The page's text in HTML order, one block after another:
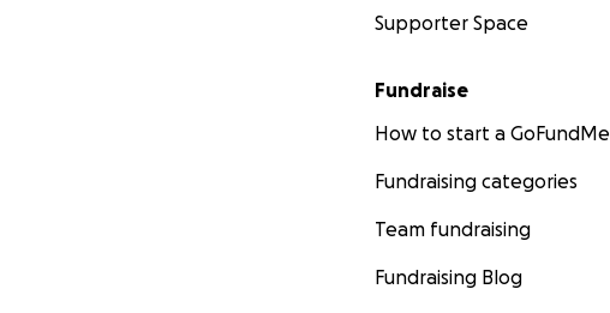
Supporter Space
Fundraise
How to start a GoFundMe
Fundraising categories
Team fundraising
Fundraising Blog